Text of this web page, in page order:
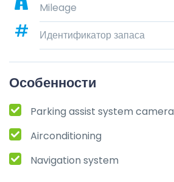
Mileage
Идентификатор запаса
Особенности
Parking assist system camera
Airconditioning
Navigation system